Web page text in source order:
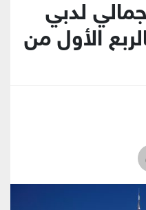
لدبي
بالربع الأول من